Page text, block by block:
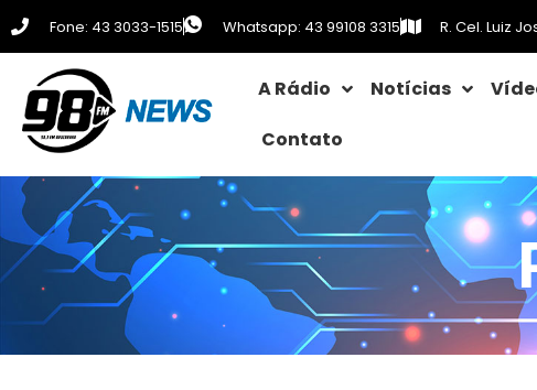
Fone: 43 3033-1515 Whatsapp: 43 99108 3315 R. Cel. Luiz
A Rádio Notícias
Contato